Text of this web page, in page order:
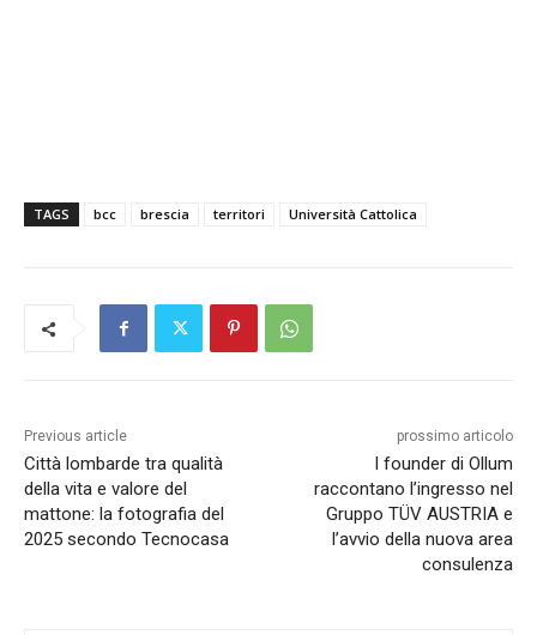
TAGS bcc brescia territori Università Cattolica
Previous article
Città lombarde tra qualità
della vita e valore del
mattone: la fotografia del
2025 secondo Tecnocasa
prossimo articolo
I founder di Ollum
raccontano l’ingresso nel
Gruppo TÜV AUSTRIA e
l’avvio della nuova area
consulenza